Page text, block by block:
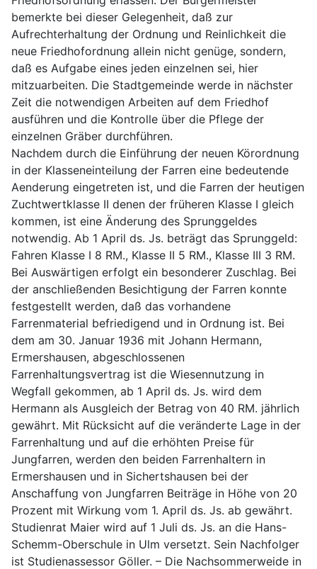
bemerkte bei dieser Gelegenheit, daß zur
Aufrechterhaltung der Ordnung und Reinlichkeit die
neue Friedhofordnung allein nicht genüge, sondern,
daß es Aufgabe eines jeden einzelnen sei, hier
mitzuarbeiten. Die Stadtgemeinde werde in nächster
Zeit die notwendigen Arbeiten auf dem Friedhof
ausführen und die Kontrolle über die Pflege der
einzelnen Gräber durchführen.
Nachdem durch die Einführung der neuen Körordnung
in der Klasseneinteilung der Farren eine bedeutende
Aenderung eingetreten ist, und die Farren der heutigen
Zuchtwertklasse II denen der früheren Klasse I gleich
kommen, ist eine Änderung des Sprunggeldes
notwendig. Ab 1 April ds. Js. beträgt das Sprunggeld:
Fahren Klasse I 8 RM., Klasse II 5 RM., Klasse III 3 RM.
Bei Auswärtigen erfolgt ein besonderer Zuschlag. Bei
der anschließenden Besichtigung der Farren konnte
festgestellt werden, daß das vorhandene
Farrenmaterial befriedigend und in Ordnung ist. Bei
dem am 30. Januar 1936 mit Johann Hermann,
Ermershausen, abgeschlossenen
Farrenhaltungsvertrag ist die Wiesennutzung in
Wegfall gekommen, ab 1 April ds. Js. wird dem
Hermann als Ausgleich der Betrag von 40 RM. jährlich
gewährt. Mit Rücksicht auf die veränderte Lage in der
Farrenhaltung und auf die erhöhten Preise für
Jungfarren, werden den beiden Farrenhaltern in
Ermershausen und in Sichertshausen bei der
Anschaffung von Jungfarren Beiträge in Höhe von 20
Prozent mit Wirkung vom 1. April ds. Js. ab gewährt.
Studienrat Maier wird auf 1 Juli ds. Js. an die Hans-
Schemm-Oberschule in Ulm versetzt. Sein Nachfolger
ist Studienassessor Göller. – Die Nachsommerweide in